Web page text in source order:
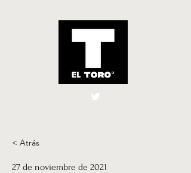
El Toro España
< Atrás
27 de noviembre de 2021